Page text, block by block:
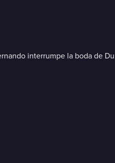
interrumpe la boda de